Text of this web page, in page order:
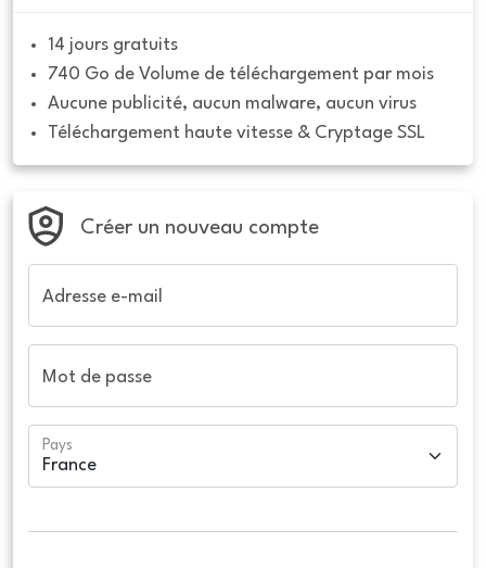
14 jours gratuits
740 Go de Volume de téléchargement par mois
Aucune publicité, aucun malware, aucun virus
Téléchargement haute vitesse & Cryptage SSL
Créer un nouveau compte
Adresse e-mail
Mot de passe
Pays